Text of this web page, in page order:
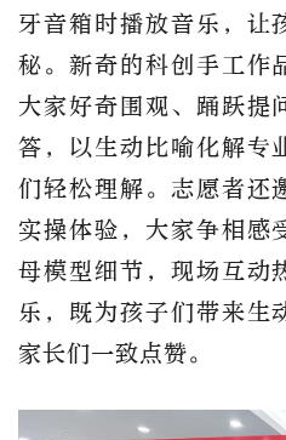
牙音箱时播放音乐，让
秘。新奇的科创手工作
大家好奇围观、踊跃提
答，以生动比喻化解专
们轻松理解。志愿者还
实操体验，大家争相感
母模型细节，现场互动
乐，既为孩子们带来生
家长们一致点赞。